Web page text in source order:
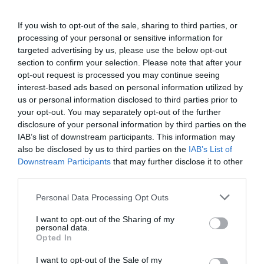
If you wish to opt-out of the sale, sharing to third parties, or
processing of your personal or sensitive information for
targeted advertising by us, please use the below opt-out
section to confirm your selection. Please note that after your
opt-out request is processed you may continue seeing
interest-based ads based on personal information utilized by
us or personal information disclosed to third parties prior to
your opt-out. You may separately opt-out of the further
disclosure of your personal information by third parties on the
IAB’s list of downstream participants. This information may
also be disclosed by us to third parties on the IAB’s List of
Downstream Participants that may further disclose it to other
Please note that this website/app uses one or more Google
not limited to your visit or usage behaviour. You may click to
grant or deny consent to Google and its third-party tags to
use your data for below specified purposes in below Google
consent section.
Personal Data Processing Opt Outs
I want to opt-out of the Sharing of my
personal data.
Opted In
I want to opt-out of the Sale of my
Η Season 2 εισάγει επίσης το
Sponsored
Survival, ένα νέο πειραματικό mode
διαθέσιμο από τις 2 έως τις 9 Ιουνίου. Σε
αυτόν το asymmetric mode, μια ομάδα
εισέρχεται πρώτη στη νέα ζώνη Dire Marsh
(Night) εξοπλισμένη με Sponsored Kits για να
εξερευνήσει και να συλλέξει loot,
αντιμετωπίζοντας UESC και νέους εχθρούς
που παραμονεύουν στις σκιές, πριν
εισέλθουν οι Rooks που έχουν προστεθεί
στη ζώνη για να αναμετρηθούν για το
μοναδικό τελικό exfil.
Επιπλέον, το πρώτο
Marathon, που θα διαρκέσει από τις 2 έως τις